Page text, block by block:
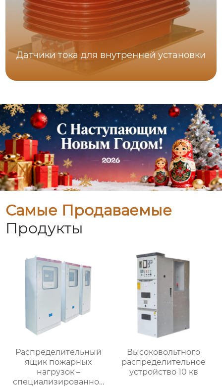
Датчики тока для внутренней установки
Самые Продаваемые
Продукты
Распределительный
ящик пожарных
нагрузок –
специализированное
Высоковольтного
распределительное
устройство 10 кв